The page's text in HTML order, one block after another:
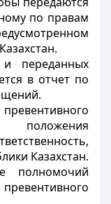
по правам
переданных
в отчет по
положения
Казахстан.
полномочий